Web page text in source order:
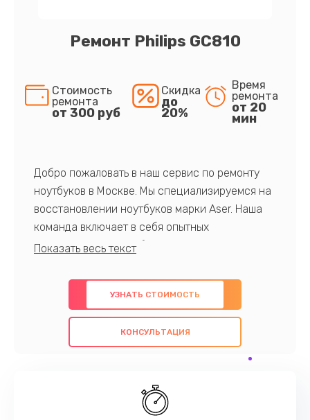
Ремонт Philips GC810
Стоимость
ремонта
от 300 руб
Скидка
до
20%
Время
ремонта
от 20
мин
Добро пожаловать в наш сервис по ремонту
ноутбуков в Москве. Мы специализируемся на
восстановлении ноутбуков марки Aser. Наша
команда включает в себя опытных
профессионалов с обширными знаниями и
предлагаем быстрый и качественный ремонт с
использованием оригинальных компонентов, а
также гарантируем качество всех
проведенных работ. Наша цель - предоставить
наилучшим образом. Не медлите записаться на
УЗНАТЬ СТОИМОСТЬ
КОНСУЛЬТАЦИЯ